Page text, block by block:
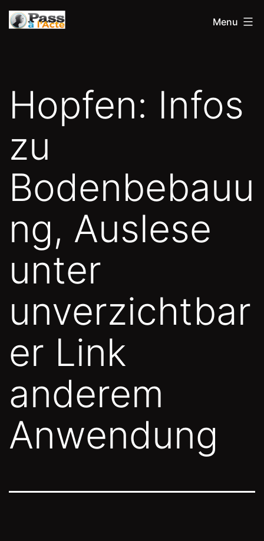
Aller
auPass
Menu
Hopfen: Infos
zu
Bodenbebauu
ng, Auslese
unter
unverzichtbar
er Link
anderem
Anwendung